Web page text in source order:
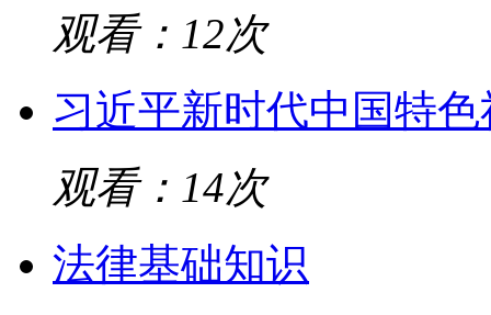
观看：12次
习近平新时代中国特
观看：14次
法律基础知识